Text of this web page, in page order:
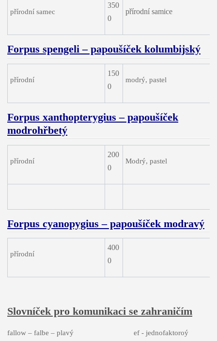
přírodní samec
350
0
přírodní samice
Forpus spengeli – papoušíček kolumbijský
přírodní
150
0
modrý, pastel
Forpus xanthopterygius – papoušíček
modrohřbetý
přírodní
200
0
Modrý, pastel
Forpus cyanopygius – papoušíček modravý
přírodní
400
0
Slovníček pro komunikaci se zahraničím
fallow – falbe – plavý ef - jednofaktoroý